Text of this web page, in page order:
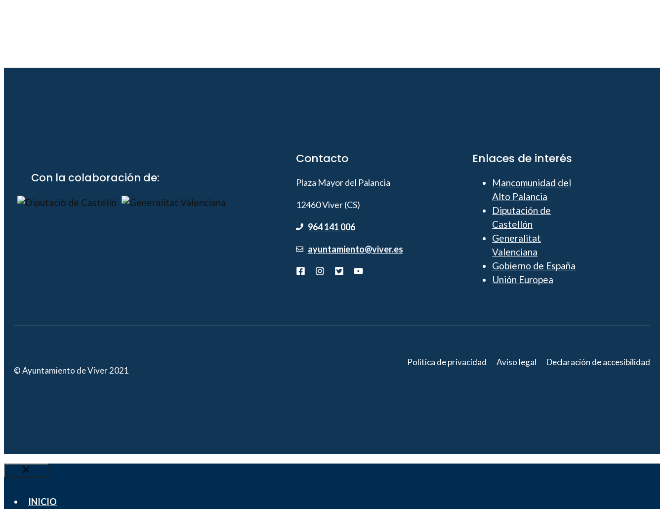
Con la colaboración de:
Contacto
Plaza Mayor del Palancia
12460 Viver (CS)
964 141 006
ayuntamiento@viver.es
Enlaces de interés
Mancomunidad del
Alto Palancia
Diputación de
Castellón
Generalitat
Valenciana
Gobierno de España
Unión Europea
© Ayuntamiento de Viver 2021
Política de privacidad Aviso legal Declaración de accesibilidad
Cerrar
INICIO